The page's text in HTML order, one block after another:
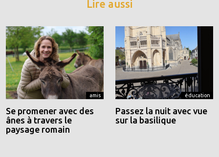
Lire aussi
amis
Se promener avec des
ânes à travers le
paysage romain
éducation
Passez la nuit avec vue
sur la basilique